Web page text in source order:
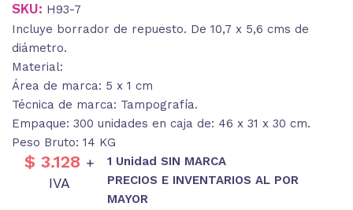
SKU: H93-7
Incluye borrador de repuesto. De 10,7 x 5,6 cms de
diámetro.
Material:
Área de marca: 5 x 1 cm
Técnica de marca: Tampografía.
Empaque: 300 unidades en caja de: 46 x 31 x 30 cm.
Peso Bruto: 14 KG
$ 3.128 +
IVA
1 Unidad SIN MARCA
PRECIOS E INVENTARIOS AL POR
MAYOR